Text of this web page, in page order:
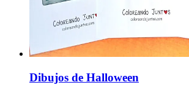
Dibujos de Halloween